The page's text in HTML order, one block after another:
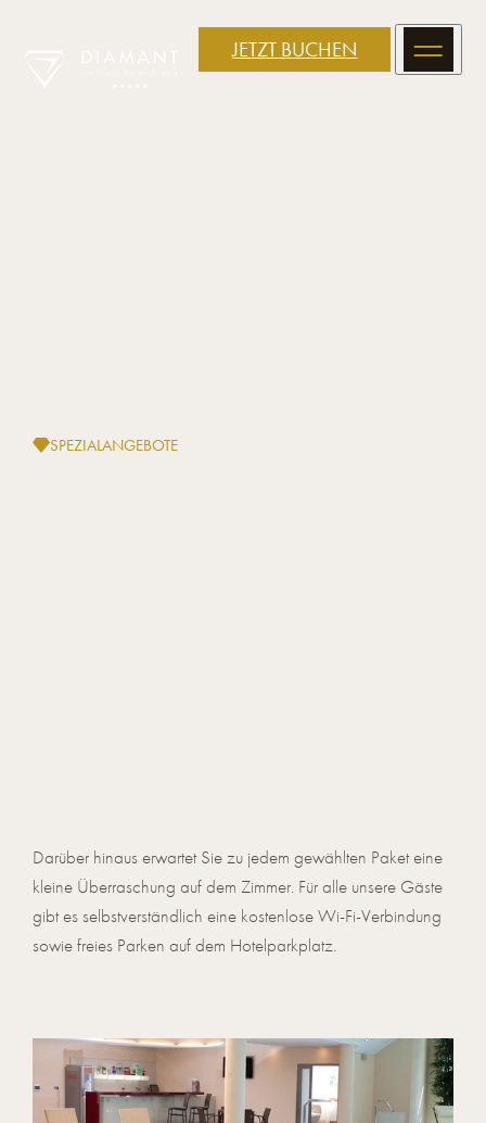
JETZT BUCHEN
SPEZIALANGEBOTE
Darüber hinaus erwartet Sie zu jedem gewählten Paket eine
kleine Überraschung auf dem Zimmer. Für alle unsere Gäste
gibt es selbstverständlich eine kostenlose Wi-Fi-Verbindung
sowie freies Parken auf dem Hotelparkplatz.